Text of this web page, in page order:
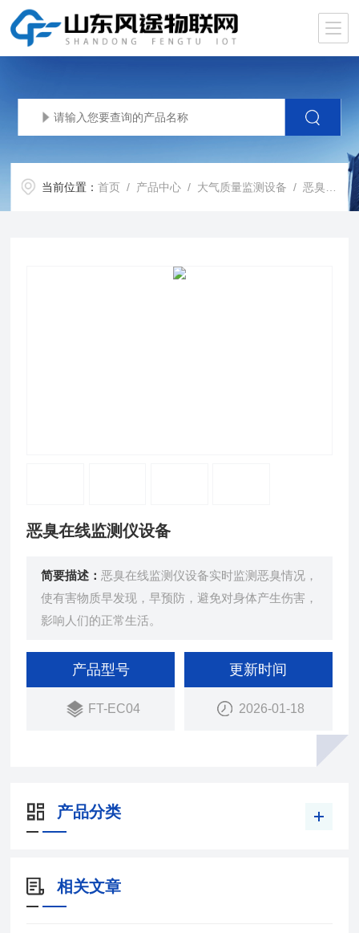
当前位置：首页 / 产品中心 / 大气质量监测设备 /恶臭在线监测仪
恶臭在线监测仪设备
简要描述：恶臭在线监测仪设备实时监测恶臭情况，
使有害物质早发现，早预防，避免对身体产生伤害，
影响人们的正常生活。
产品型号
FT-EC04
更新时间
2026-01-18
产品分类
相关文章